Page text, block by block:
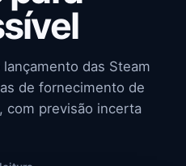
das Steam
de fornecimento de
com previsão incerta